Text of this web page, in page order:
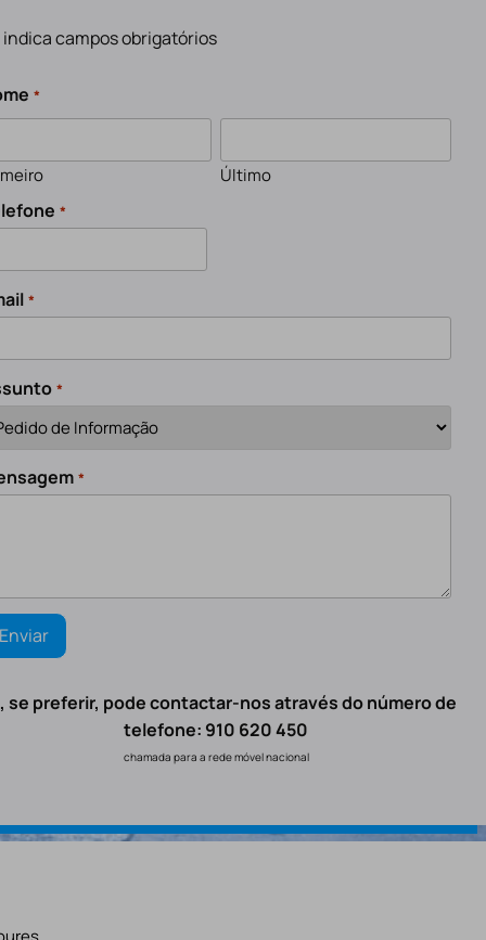
indica campos obrigatórios
*
Último
*
*
*
*
se preferir, pode contactar-nos através do número de
telefone: 910 620 450
chamada para a rede móvel nacional